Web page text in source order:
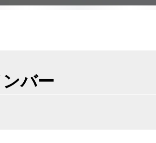
不動産 売却益 節税
不動産売買契約 売主
バー